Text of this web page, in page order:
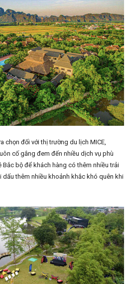
chọn đối với thị trường du lịch MICE,
cố gắng đem đến nhiều dịch vụ phù
Bắc bộ để khách hàng có thêm nhiều trải
dấu thêm nhiều khoảnh khắc khó quên khi